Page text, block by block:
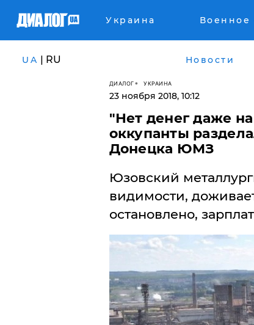
Украина Военное
UA | RU Новости
ДИАЛОГ УКРАИНА
23 ноября 2018, 10:12
"Нет денег даже
оккупанты
Донецка ЮМЗ
​Юзовский
видимости,
остановлено,